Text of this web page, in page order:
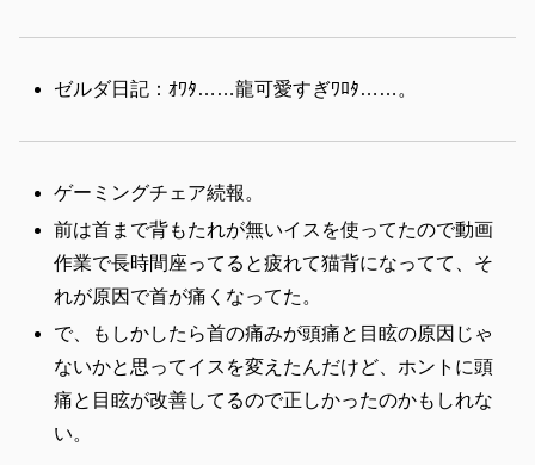
ゼルダ日記：ｵﾜﾀ……龍可愛すぎﾜﾛﾀ……。
ゲーミングチェア続報。
前は首まで背もたれが無いイスを使ってたので動画
作業で長時間座ってると疲れて猫背になってて、そ
れが原因で首が痛くなってた。
で、もしかしたら首の痛みが頭痛と目眩の原因じゃ
ないかと思ってイスを変えたんだけど、ホントに頭
痛と目眩が改善してるので正しかったのかもしれな
い。